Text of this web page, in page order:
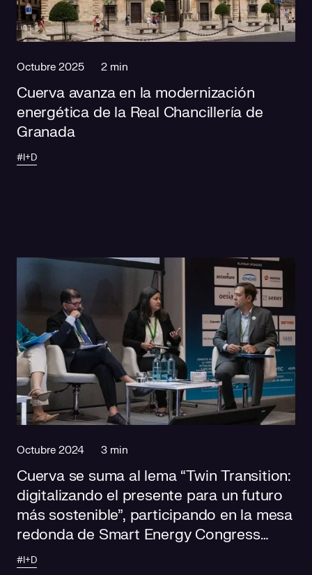
Responsabilidad social
Comercialización
Casos de éxito
Media
Octubre 2025 2 min
Cuerva avanza en la modernización
energética de la Real Chancillería de
Granada
#I+D
Octubre 2024 3 min
Cuerva se suma al lema “Twin Transition:
digitalizando el presente para un futuro
más sostenible”, participando en la mesa
redonda de Smart Energy Congress
2024
#I+D